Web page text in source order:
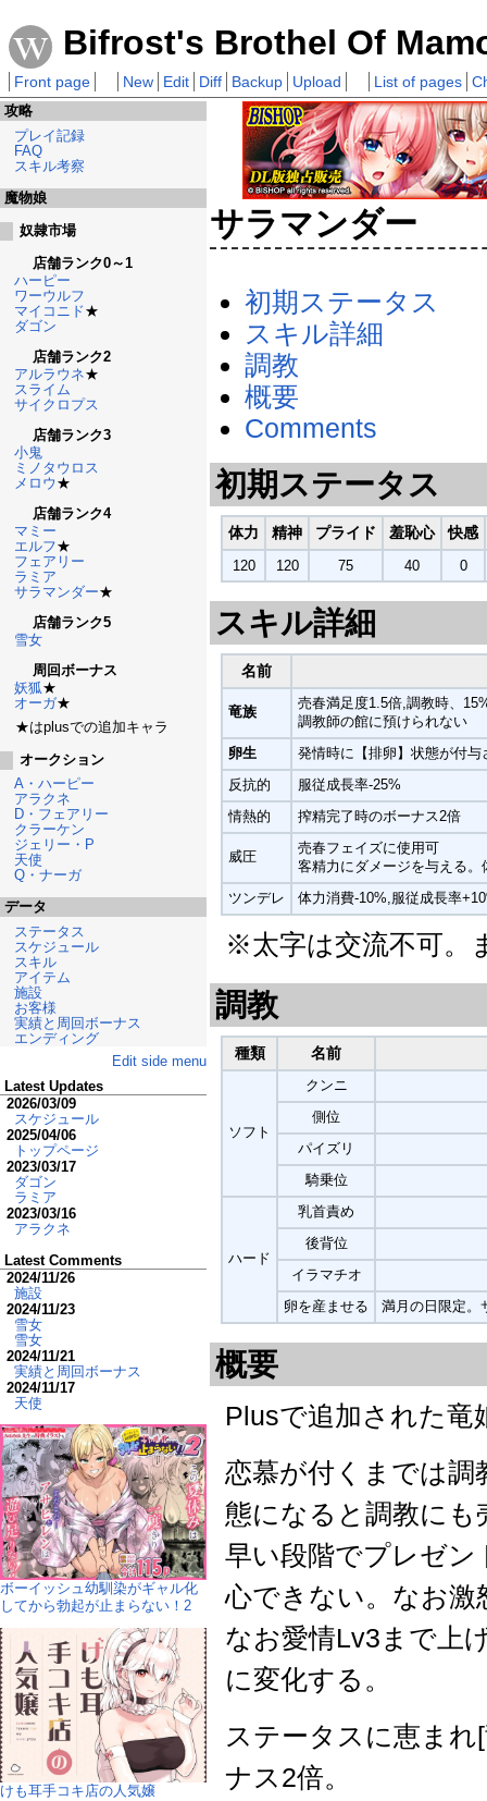
Bifrost's Brothel Of
Front page New Edit Diff Backup Upload List of pages
サラマンダー
初期ステータス
スキル詳細
調教
概要
Comments
初期ステータス
体力 精神 プライド 羞恥心 快感
120 120 75 40 0
スキル詳細
名前
竜族
売春満足度1.5倍,調教時、
調教師の館に預けられない
卵生
発情時に【排卵】状態が付与
反抗的
服従成長率-25%
情熱的
搾精完了時のボーナス2倍
威圧
売春フェイズに使用可
客精力にダメージを与える。
ツンデレ
体力消費-10%,服従成長率
※太字は交流不可。
調教
種類 名前
ソフト
クンニ
側位
パイズリ
騎乗位
ハード
乳首責め
後背位
イラマチオ
卵を産ませる
満月の日限定。
概要
Plusで追加された竜
恋慕が付くまでは調
態になると調教に
早い段階でプレゼ
心できない。なお
なお愛情Lv3まで上
に変化する。
ステータスに恵ま
ナス2倍。
攻略
プレイ記録
FAQ
スキル考察
魔物娘
奴隷市場
店舗ランク0～1
ハーピー
ワーウルフ
マイコニド★
ダゴン
店舗ランク2
アルラウネ★
スライム
サイクロプス
店舗ランク3
小鬼
ミノタウロス
メロウ ★
店舗ランク4
マミー
エルフ★
フェアリー
ラミア
サラマンダー★
店舗ランク5
雪女
周回ボーナス
妖狐★
オーガ★
★はplusでの追加キャラ
オークション
A・ハーピー
アラクネ
D・フェアリー
クラーケン
ジェリー・P
天使
Q・ナーガ
データ
ステータス
スケジュール
スキル
アイテム
施設
お客様
実績と周回ボーナス
エンディング
Edit side menu
Latest Updates
2026/03/09
スケジュール
2025/04/06
トップページ
2023/03/17
ダゴン
ラミア
2023/03/16
アラクネ
Latest Comments
2024/11/26
施設
2024/11/23
雪女
雪女
2024/11/21
実績と周回ボーナス
2024/11/17
天使
ボーイッシュ幼馴染がギャル化
してから勃起が止まらない！2
けも耳手コキ店の人気嬢